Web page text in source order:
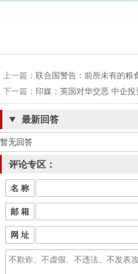
上一篇： 联合国警告：前所未有的粮
下一篇： 印媒：英国对华交恶 中企
最新回答
暂无回答
评论专区：
名 称
邮 箱
网 址